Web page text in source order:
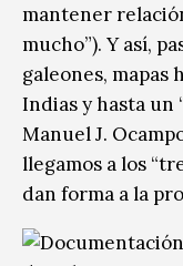
mantener
mucho”). Y así,
galeones,
Indias y hasta
Manuel J.
llegamos a los
dan forma a la